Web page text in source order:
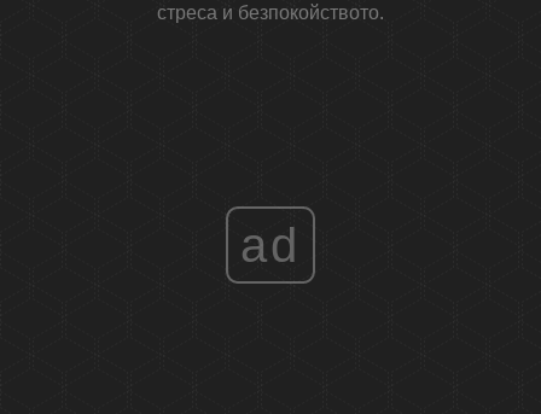
стреса и безпокойството.
ad